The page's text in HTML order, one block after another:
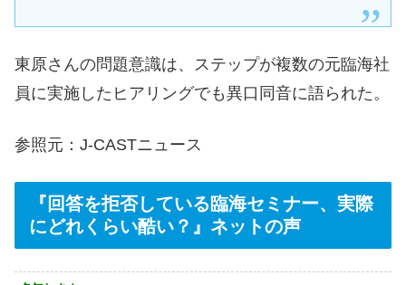
東原さんの問題意識は、ステップが複数の元臨海社
員に実施したヒアリングでも異口同音に語られた。
参照元：J-CASTニュース
『回答を拒否している臨海セミナー、実際
にどれくらい酷い？』ネットの声